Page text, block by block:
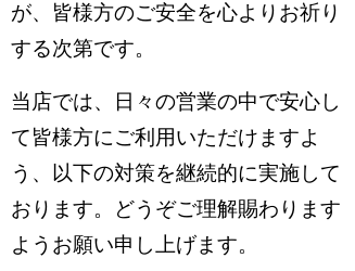
が、皆様方のご安全を心よりお祈り
する次第です。
当店では、日々の営業の中で安心し
て皆様方にご利用いただけますよ
う、以下の対策を継続的に実施して
おります。どうぞご理解賜わります
ようお願い申し上げます。